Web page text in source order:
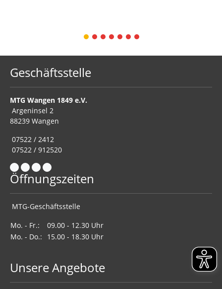
1 2 3 4 5 6 7
Geschäftsstelle
MTG Wangen 1849 e.V.
Argeninsel 2
88239 Wangen
07522 / 2412
07522 / 912520
Öffnungszeiten
MTG-Geschäftsstelle
Mo. - Fr.:
09.00 - 12.30 Uhr
Mo. - Do.:
15.00 - 18.30 Uhr
Unsere Angebote